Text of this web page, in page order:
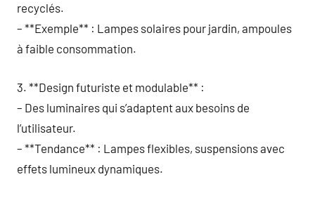
recyclés.
– **Exemple** : Lampes solaires pour jardin, ampoules
à faible consommation.
3. **Design futuriste et modulable** :
– Des luminaires qui s’adaptent aux besoins de
l’utilisateur.
– **Tendance** : Lampes flexibles, suspensions avec
effets lumineux dynamiques.